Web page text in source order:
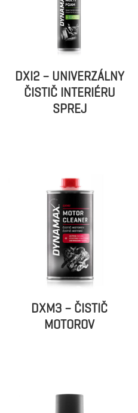
DXI2 – UNIVERZÁLNY
ČISTIČ INTERIÉRU
SPREJ
DXM3 – ČISTIČ
MOTOROV